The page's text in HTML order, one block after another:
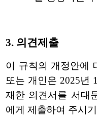
3. 의견제출
이 규칙의 개정안에
또는 개인은 2025년
재한 의견서를 서대
에게 제출하여 주시